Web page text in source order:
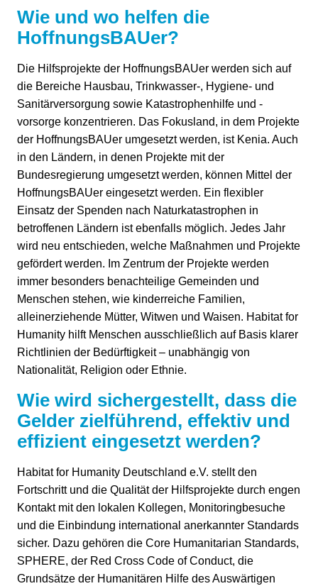
Wie und wo helfen die
HoffnungsBAUer?
Die Hilfsprojekte der HoffnungsBAUer werden sich auf
die Bereiche Hausbau, Trinkwasser-, Hygiene- und
Sanitärversorgung sowie Katastrophenhilfe und -
vorsorge konzentrieren. Das Fokusland, in dem Projekte
der HoffnungsBAUer umgesetzt werden, ist Kenia. Auch
in den Ländern, in denen Projekte mit der
Bundesregierung umgesetzt werden, können Mittel der
HoffnungsBAUer eingesetzt werden. Ein flexibler
Einsatz der Spenden nach Naturkatastrophen in
betroffenen Ländern ist ebenfalls möglich. Jedes Jahr
wird neu entschieden, welche Maßnahmen und Projekte
gefördert werden. Im Zentrum der Projekte werden
immer besonders benachteilige Gemeinden und
Menschen stehen, wie kinderreiche Familien,
alleinerziehende Mütter, Witwen und Waisen. Habitat for
Humanity hilft Menschen ausschließlich auf Basis klarer
Richtlinien der Bedürftigkeit – unabhängig von
Nationalität, Religion oder Ethnie.
Wie wird sichergestellt, dass die
Gelder zielführend, effektiv und
effizient eingesetzt werden?
Habitat for Humanity Deutschland e.V. stellt den
Fortschritt und die Qualität der Hilfsprojekte durch engen
Kontakt mit den lokalen Kollegen, Monitoringbesuche
und die Einbindung international anerkannter Standards
sicher. Dazu gehören die Core Humanitarian Standards,
SPHERE, der Red Cross Code of Conduct, die
Grundsätze der Humanitären Hilfe des Auswärtigen